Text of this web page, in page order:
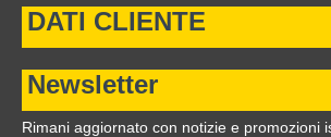
DATI CLIENTE
Newsletter
Rimani aggiornato con notizie e promozioni